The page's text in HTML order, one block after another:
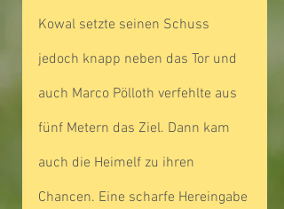
Kowal setzte seinen Schuss
jedoch knapp neben das Tor und
auch Marco Pölloth verfehlte aus
fünf Metern das Ziel. Dann kam
auch die Heimelf zu ihren
Chancen. Eine scharfe Hereingabe